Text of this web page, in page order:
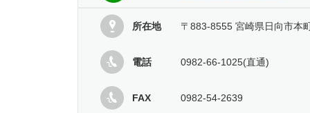
所在地 〒883-8555 宮崎県日向市本
電話 0982-66-1025(直通)
FAX 0982-54-2639